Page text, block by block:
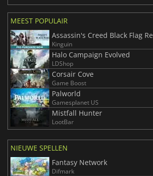
MEEST POPULAIR
Assassin's Creed Black Flag
Kinguin
Halo Campaign Evolved
LDShop
Corsair Cove
Game Boost
Palworld
Gamesplanet US
Mistfall Hunter
LootBar
NIEUWE SPELLEN
Fantasy Network
Difmark